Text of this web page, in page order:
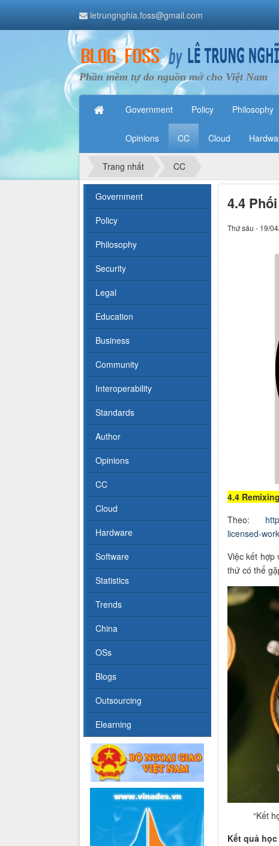
letrungnghia.foss@gmail.com
Phần mềm tự do nguồn mở cho Việt Nam
Government Policy Philosophy
Opinions CC Cloud
Trang nhất CC
4.4
Thứ sáu - 19/
4.4
Theo:
licensed-
Việc kết hợp
thứ có thể
“Kết
Kết quả
Government
Policy
Philosophy
Security
Legal
Education
Business
Community
Interoperability
Standards
Author
Opinions
CC
Cloud
Hardware
Software
Statistics
Trends
China
OSs
Blogs
Outsourcing
Elearning